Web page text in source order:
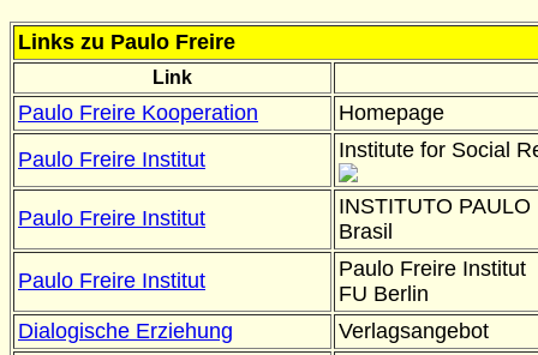
Links zu Paulo Freire
Link
Paulo Freire Kooperation
Homepage
Paulo Freire Institut
Institute for Social
Paulo Freire Institut
INSTITUTO PAULO
Brasil
Paulo Freire Institut
Paulo Freire Institut
FU Berlin
Dialogische Erziehung
Verlagsangebot